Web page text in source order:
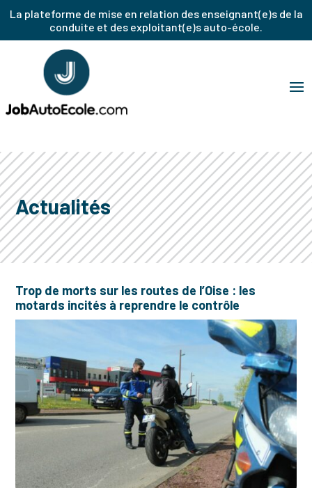
La plateforme de mise en relation des enseignant(e)s de la
conduite et des exploitant(e)s auto-école.
Actualités
Trop de morts sur les routes de l’Oise : les
motards incités à reprendre le contrôle